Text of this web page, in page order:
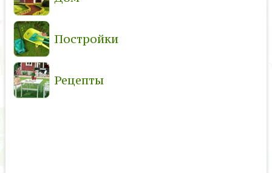
Постройки
Рецепты